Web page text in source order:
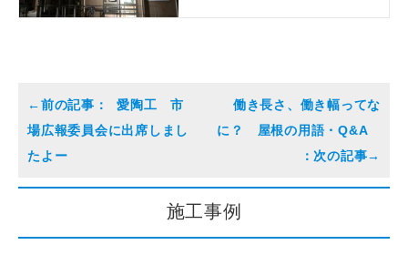
愛陶工 市
場広報委員会に出席しまし
たよー
働き長さ、働き幅ってな
に？ 屋根の用語・Q&A
施工事例